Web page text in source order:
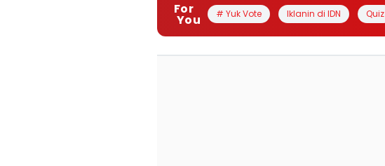
For
You # Yuk Vote Iklanin di IDN Quiz